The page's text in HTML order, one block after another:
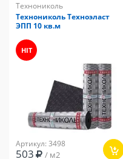
Технониколь
Технониколь Техноэласт
ЭПП 10 кв.м
HIT
Артикул: 3498
503 / м2